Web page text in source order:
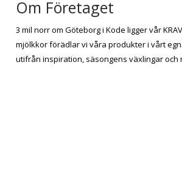
Om Företaget
3 mil norr om Göteborg i Kode ligger vår
mjölkkor förädlar vi våra produkter i vårt
utifrån inspiration, säsongens växlingar och